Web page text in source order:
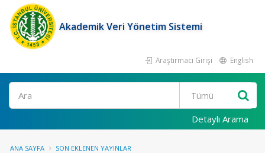
Akademik Veri Yönetim Sistemi
Araştırmacı Girişi English
Ara
Detaylı Arama
ANA SAYFA SON EKLENEN YAYINLAR